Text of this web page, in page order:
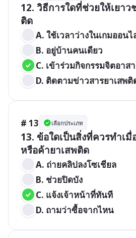
12. วิธีการใดที่ช่วยให้เยา
ติด
A. ใช้เวลาว่างในเกมออน
B. อยู่บ้านคนเดียว
C. เข้าร่วมกิจกรรมจิตอาสา
D. ติดตามข่าวสารยาเสพติ
# 13 เลือกประเภท
13. ข้อใดเป็นสิ่งที่ควรทำเ
หรือค้ายาเสพติด
A. ถ่ายคลิปลงโซเชียล
B. ช่วยปิดบัง
C. แจ้งเจ้าหน้าที่ทันที
D. ถามว่าซื้อจากไหน